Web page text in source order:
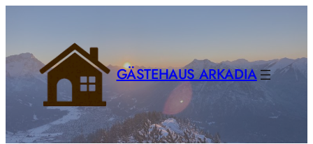
GÄSTEHAUS ARKADIA